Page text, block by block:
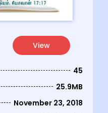
View
45
25.9MB
November 23, 2018